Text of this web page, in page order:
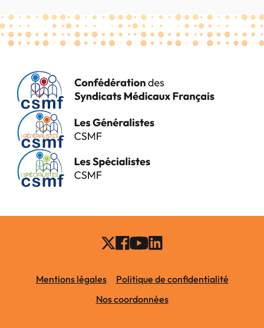
Mentions légales
Politique de confidentialité
Nos coordonnées